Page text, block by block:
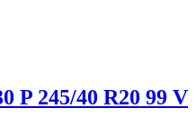
P 245/40 R20 99 V